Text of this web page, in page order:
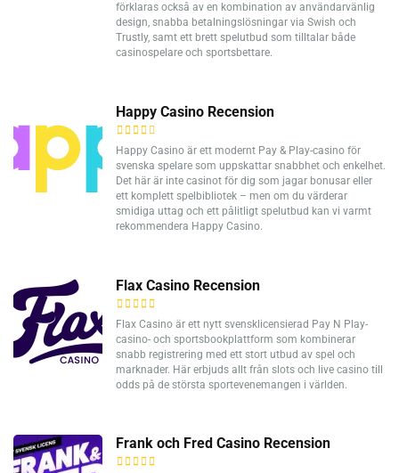
förklaras också av en kombination av användarvänlig
design, snabba betalningslösningar via Swish och
Trustly, samt ett brett spelutbud som tilltalar både
casinospelare och sportsbettare.
Happy Casino Recension
Happy Casino är ett modernt Pay & Play-casino för
svenska spelare som uppskattar snabbhet och enkelhet.
Det här är inte casinot för dig som jagar bonusar eller
ett komplett spelbibliotek – men om du värderar
smidiga uttag och ett pålitligt spelutbud kan vi varmt
rekommendera Happy Casino.
Flax Casino Recension
Flax Casino är ett nytt svensklicensierad Pay N Play-
casino- och sportsbookplattform som kombinerar
snabb registrering med ett stort utbud av spel och
marknader. Här erbjuds allt från slots och live casino till
odds på de största sportevenemangen i världen.
Frank och Fred Casino Recension